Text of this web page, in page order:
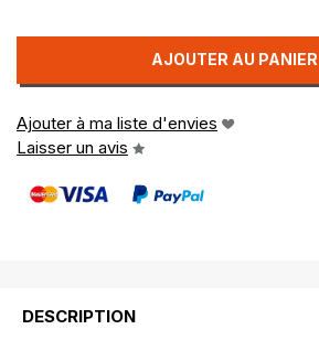
AJOUTER AU PANIER
Ajouter à ma liste d'envies
Laisser un avis
DESCRIPTION